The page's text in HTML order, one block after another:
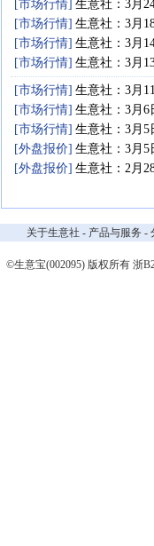
[市场行情] 生意社：3月
[市场行情] 生意社：3月
[市场行情] 生意社：3月
[市场行情] 生意社：3月
[市场行情] 生意社：3月
[市场行情] 生意社：3月
[市场行情] 生意社：3月
[外盘报价] 生意社：3月
[外盘报价] 生意社：2月
关于生意社 - 产品与服务 -
©生意宝(002095) 版权所有 浙